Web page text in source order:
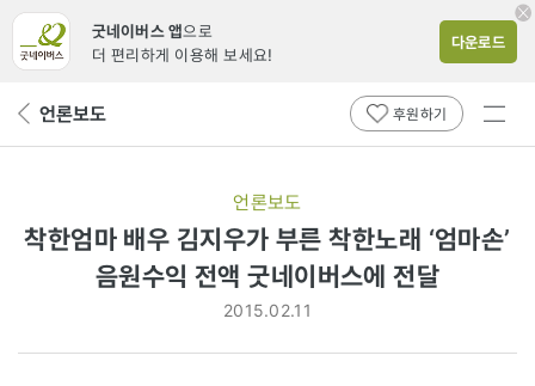
굿네이버스 앱으로
더 편리하게 이용해 보세요!
다운로드
뒤 언론보도 후원하기
전체
언론보도
착한엄마 배우 김지우가 부른 착한노래 ‘엄마손’
음원수익 전액 굿네이버스에 전달
2015.02.11